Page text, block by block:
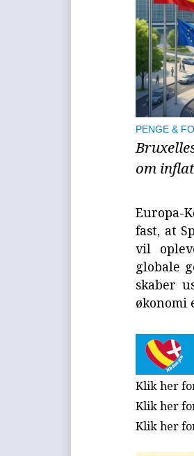
PENGE &
om
Europa-
fast, at
vil
globale
skaber
økonomi
Klik her
Klik her
Klik her